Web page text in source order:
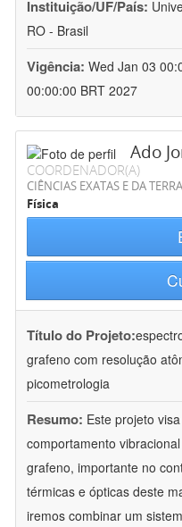
Instituição/UF/País:
RO - Brasil
Vigência: Wed Jan 03
00:00:00 BRT 2027
Ado
COORDENADOR(A)
CIÊNCIAS EXATAS E DA TERRA
Física
Título do Projeto:
grafeno com resolução
picometrologia
Resumo: Este projeto
comportamento
grafeno, importante no
térmicas e ópticas deste
iremos combinar um